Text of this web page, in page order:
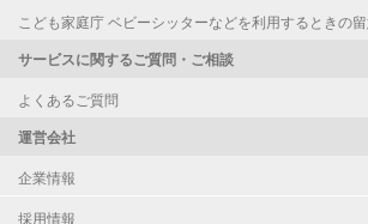
こども家庭庁 ベビーシッターなどを利用するときの
サービスに関するご質問・ご相談
よくあるご質問
運営会社
企業情報
採用情報